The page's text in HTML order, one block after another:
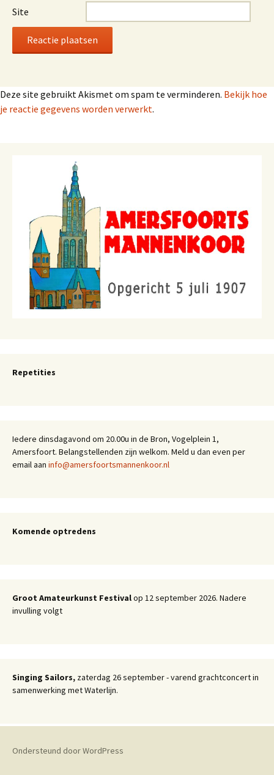
Site
Deze site gebruikt Akismet om spam te verminderen. Bekijk hoe
je reactie gegevens worden verwerkt.
Repetities
Iedere dinsdagavond om 20.00u in de Bron, Vogelplein 1,
Amersfoort. Belangstellenden zijn welkom. Meld u dan even per
email aan info@amersfoortsmannenkoor.nl
Komende optredens
Groot Amateurkunst Festivalop 12 september 2026. Nadere
invulling volgt
Singing Sailors, zaterdag 26 september - varend grachtconcert in
samenwerking met Waterlijn.
Ondersteund door WordPress